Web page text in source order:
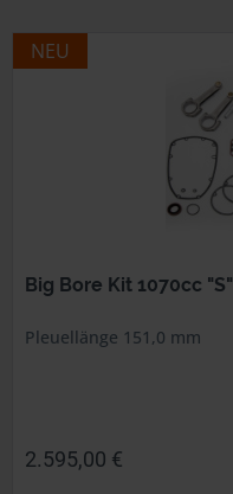
NEU
Big Bore Kit 1070cc "S"
Pleuellänge 151,0 mm
2.595,00 €